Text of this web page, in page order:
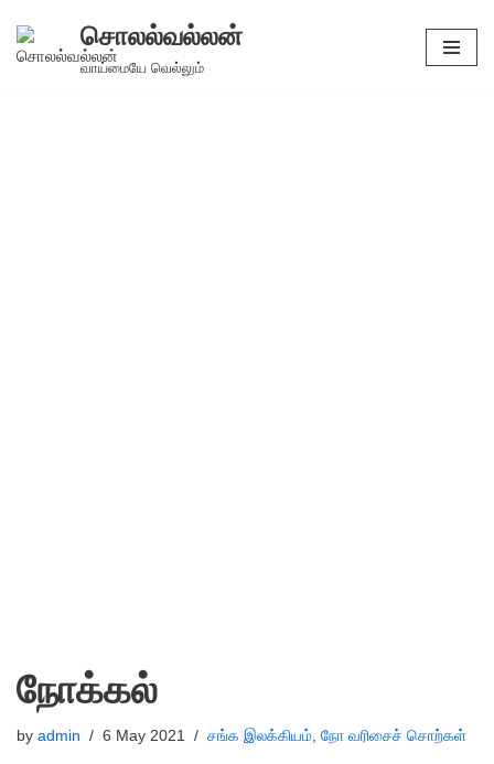
Skip
சொலல்வல்லன்
வாய்மையே வெல்லும்
நோக்கல்
by admin 6 May 2021 சங்க இலக்கியம், நோ வரிசைச் சொற்கள்